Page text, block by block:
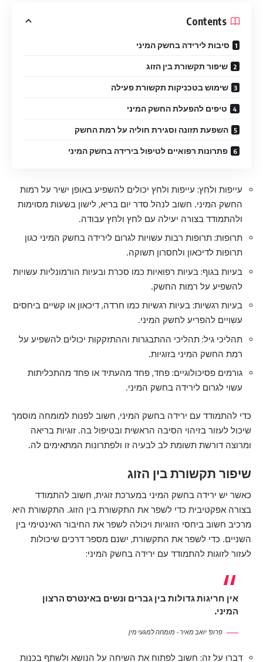
Contents
סיבות לירידה בחשק המיני
שיפור תקשורת בין הזוג
שימוש בטכניקות תקשורת פעילה
טיפים להפעלת החשק המיני
השפעת תזונה וסגירת חוליה על רמת החשק
פתרונות רפואיים לטיפול בירידה בחשק המיני
עייפות ולחץ: עייפות ולחץ יכולים להשפיע באופן ישיר על רמות
החשק המיני. חשוב לנהל סדר יום בריא, לישון בשעות מסוימות
ולהתמודד בצורה יעילה עם לחץ ולחץ עבודה.
תרופות: תרופות רבות עשויות לגרום לירידה בחשק המיני כגון
תרופות לדיכאון ולחסרון תשוקה.
בעיות בגוף: בעיות רפואיות כמו סכרת ובעיות הורמונליות עשויות
להשפיע על רמות החשק.
בעיות רגשיות: בעיות רגשיות כמו חרדה, דיכאון או קשיים ביחסים
עשויים להפריע לחשק המיני.
תהליכי גיל: תהליכי ההתבגרות וההתזקקות יכולים להשפיע על
רמת החשק המיני בזוגיות.
גורמים פסיכולוגיים: פחד, פחד מהעתיד או פחד מהתכליתות
עשוי לגרום לירידה בחשק המיני.
כדי להתמודד עם ירידה בחשק המיני, חשוב לפנות למומחה מוסמך
שיכול לעזור בזיהוי הסיבה הראשית ובטיפול בה. זוגיות בריאה
ומרוצה דורשת תשומת לב לבעיה זו ולפתרונות המתאימים לה.
שיפור תקשורת בין הזוג
כאשר יש ירידה בחשק המיני במערכת זוגית, חשוב להתמודד
בצורה אפקטיבית כדי לשפר את התקשורת בין הזוג. התקשורת היא
מרכיב חשוב ביחסי הזוגיות ויכולה לשפר את החיבור האינטימי בין
השניים. כדי לשפר את התקשורת, ישנם מספר דרכים שיכולות
לעזור לזוגות להתמודד עם ירידה בחשק המיני:
אין חריגות גדולות בין גברים ונשים באינטרס הרצון
המיני.
פרופ' יואב מאיר – מומחה למגעי מין
דברו על זה: חשוב לפתוח את השיחה על הנושא ולשתף בכנות